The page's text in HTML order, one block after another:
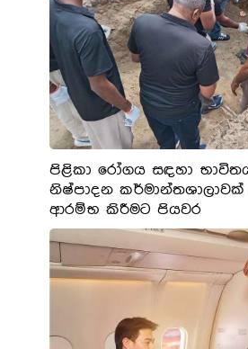
පිළිකා රෝගය සඳහා
නිෂ්පාදන
ආරම්භ කිරීමට පියවර